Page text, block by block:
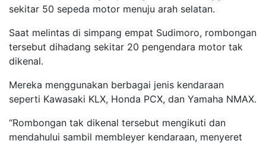
sekitar 50 sepeda motor menuju arah selatan.
Saat melintas di simpang empat Sudimoro, rombongan
tersebut dihadang sekitar 20 pengendara motor tak
dikenal.
Mereka menggunakan berbagai jenis kendaraan
seperti Kawasaki KLX, Honda PCX, dan Yamaha NMAX.
“Rombongan tak dikenal tersebut mengikuti dan
mendahului sambil membleyer kendaraan, menyeret